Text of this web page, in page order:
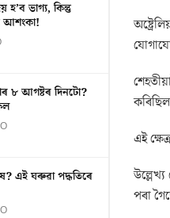
ভাগ্য, কিন্তু
আশংকা!
৮ আগষ্টৰ দিনটো?
এই ঘৰুৱা পদ্ধতিৰে
এই
পৰা